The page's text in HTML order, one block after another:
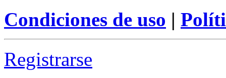
Condiciones de uso |
Registrarse